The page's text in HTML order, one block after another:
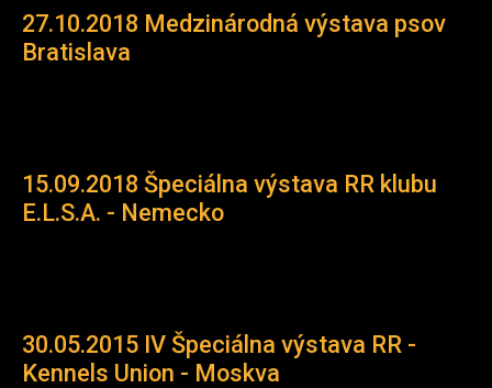
27.10.2018 Medzinárodná výstava psov
Bratislava
15.09.2018 Špeciálna výstava RR klubu
E.L.S.A. - Nemecko
30.05.2015 IV Špeciálna výstava RR -
Kennels Union - Moskva